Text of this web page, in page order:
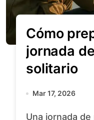
Cómo
jornada
solitario
Mar 17, 2026
Una jornada de pesca en solitario